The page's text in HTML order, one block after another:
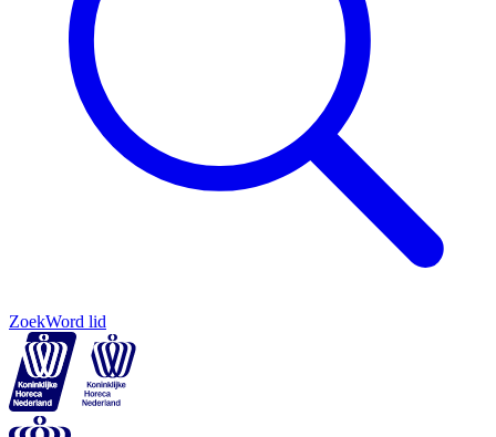
ZoekWord lid